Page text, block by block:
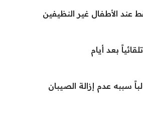
عند الأطفال غير النظيفين
بعد أيام
سببه عدم إزالة الصيبان